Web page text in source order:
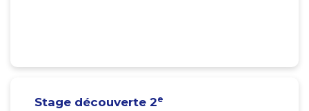
Stage découverte 2e